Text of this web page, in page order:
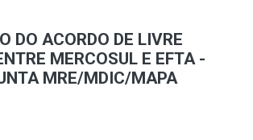
DO ACORDO DE LIVRE
MERCOSUL E EFTA -
MRE/MDIC/MAPA